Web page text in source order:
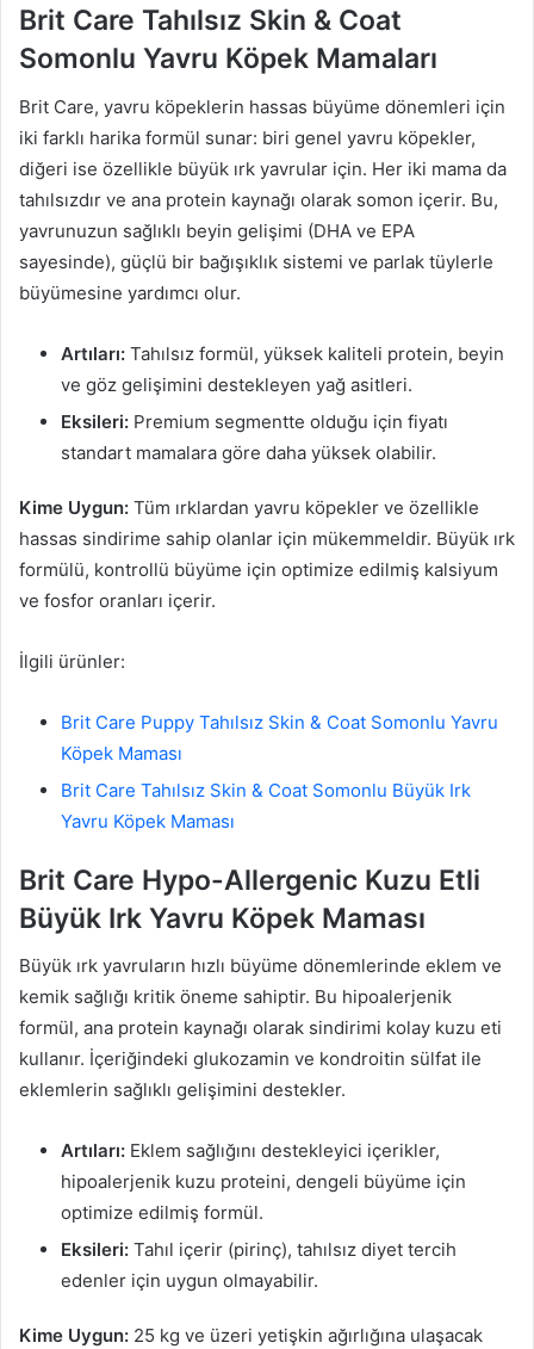
Brit Care Tahılsız Skin & Coat
Somonlu Yavru Köpek Mamaları
Brit Care, yavru köpeklerin hassas büyüme dönemleri için
iki farklı harika formül sunar: biri genel yavru köpekler,
diğeri ise özellikle büyük ırk yavrular için. Her iki mama da
tahılsızdır ve ana protein kaynağı olarak somon içerir. Bu,
yavrunuzun sağlıklı beyin gelişimi (DHA ve EPA
sayesinde), güçlü bir bağışıklık sistemi ve parlak tüylerle
büyümesine yardımcı olur.
Artıları: Tahılsız formül, yüksek kaliteli protein, beyin
ve göz gelişimini destekleyen yağ asitleri.
Eksileri: Premium segmentte olduğu için fiyatı
standart mamalara göre daha yüksek olabilir.
Kime Uygun: Tüm ırklardan yavru köpekler ve özellikle
hassas sindirime sahip olanlar için mükemmeldir. Büyük ırk
formülü, kontrollü büyüme için optimize edilmiş kalsiyum
ve fosfor oranları içerir.
İlgili ürünler:
Brit Care Puppy Tahılsız Skin & Coat Somonlu Yavru
Köpek Maması
Brit Care Tahılsız Skin & Coat Somonlu Büyük Irk
Yavru Köpek Maması
Brit Care Hypo-Allergenic Kuzu Etli
Büyük Irk Yavru Köpek Maması
Büyük ırk yavruların hızlı büyüme dönemlerinde eklem ve
kemik sağlığı kritik öneme sahiptir. Bu hipoalerjenik
formül, ana protein kaynağı olarak sindirimi kolay kuzu eti
kullanır. İçeriğindeki glukozamin ve kondroitin sülfat ile
eklemlerin sağlıklı gelişimini destekler.
Artıları: Eklem sağlığını destekleyici içerikler,
hipoalerjenik kuzu proteini, dengeli büyüme için
optimize edilmiş formül.
Eksileri: Tahıl içerir (pirinç), tahılsız diyet tercih
edenler için uygun olmayabilir.
Kime Uygun: 25 kg ve üzeri yetişkin ağırlığına ulaşacak